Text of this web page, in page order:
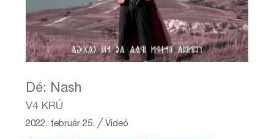
Dé: Nash
V4 KRÚ
2022. február 25. ╱Videó